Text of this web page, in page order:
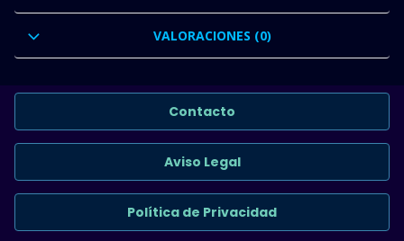
VALORACIONES (0)
Contacto
Aviso Legal
Política de Privacidad